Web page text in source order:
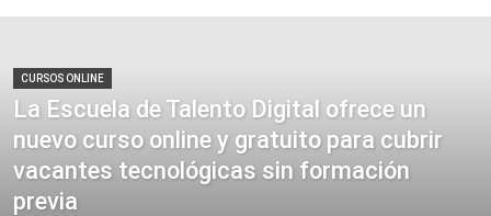
CURSOS ONLINE
La Escuela de Talento Digital ofrece un
nuevo curso online y gratuito para cubrir
vacantes tecnológicas sin formación
previa